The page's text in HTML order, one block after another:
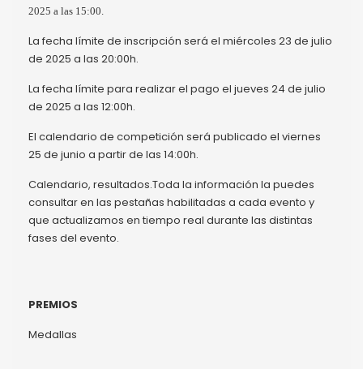
2025 a las 15:00.
La fecha límite de inscripción será el miércoles 23 de julio
de 2025 a las 20:00h.
La fecha límite para realizar el pago el jueves 24 de julio
de 2025 a las 12:00h.
El calendario de competición será publicado el viernes
25 de junio a partir de las 14:00h.
Calendario, resultados.Toda la información la puedes
consultar en las pestañas habilitadas a cada evento y
que actualizamos en tiempo real durante las distintas
fases del evento.
PREMIOS
Medallas